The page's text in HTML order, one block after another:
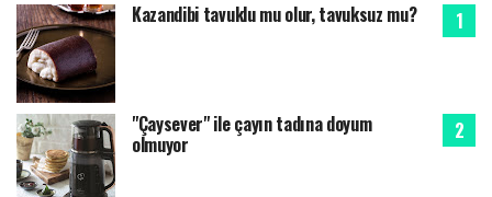
Kazandibi tavuklu mu olur, tavuksuz mu?
"Çaysever" ile çayın tadına doyum
olmuyor